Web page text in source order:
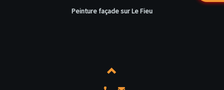
Peinture façade sur Le Fieu